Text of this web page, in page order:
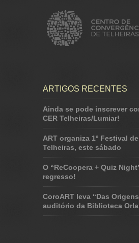
ARTIGOS RECENTES
Ainda se pode inscrever
CER Telheiras/Lumiar!
ART organiza 1º Festival
Telheiras, este sábado
O “ReCoopera + Quiz
regresso!
CoroART leva “Das
auditório da Biblioteca